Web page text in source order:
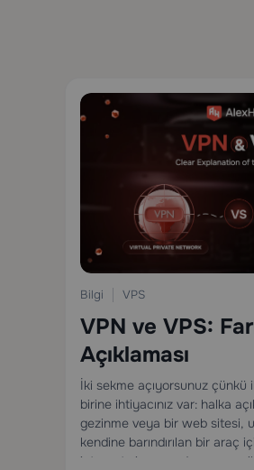
Bilgi VPS
VPN ve VPS:
Açıklaması
İki sekme açıyorsunuz
birine ihtiyacınız var: halka
gezinme veya bir web sitesi,
kendine barındırılan bir araç
internet size neredeyse aynı